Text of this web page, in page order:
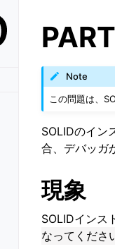
Note
この問題は、
SOLIDのイン
合、デバッガ
現象
SOLIDインス
なってくださ